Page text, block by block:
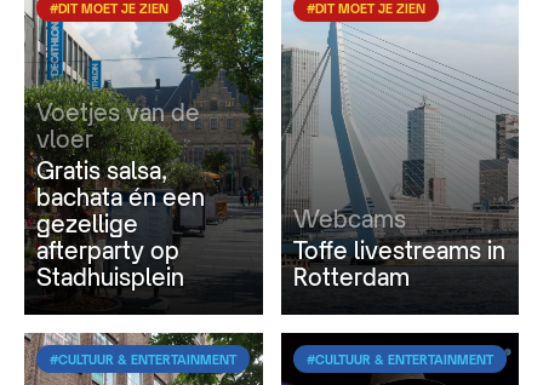
#DIT MOET JE ZIEN
Voetjes van de
vloer
Gratis salsa,
bachata én een
gezellige
afterparty op
Stadhuisplein
#DIT MOET JE ZIEN
Webcams
Toffe livestreams in
Rotterdam
#CULTUUR & ENTERTAINMENT #CULTUUR & ENTERTAINMENT